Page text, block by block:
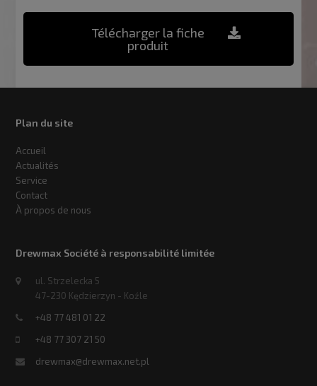
Télécharger la fiche
produit
Plan du site
Accueil
Actualités
Service
Contact
À propos de nous
Drewmax Société à responsabilité limitée
ul. Strzelecka 5
47-230 Kędzierzyn - Koźle
+48 77 481 01 22
+48 77 307 21 50
drewmax@drewmax.net.pl